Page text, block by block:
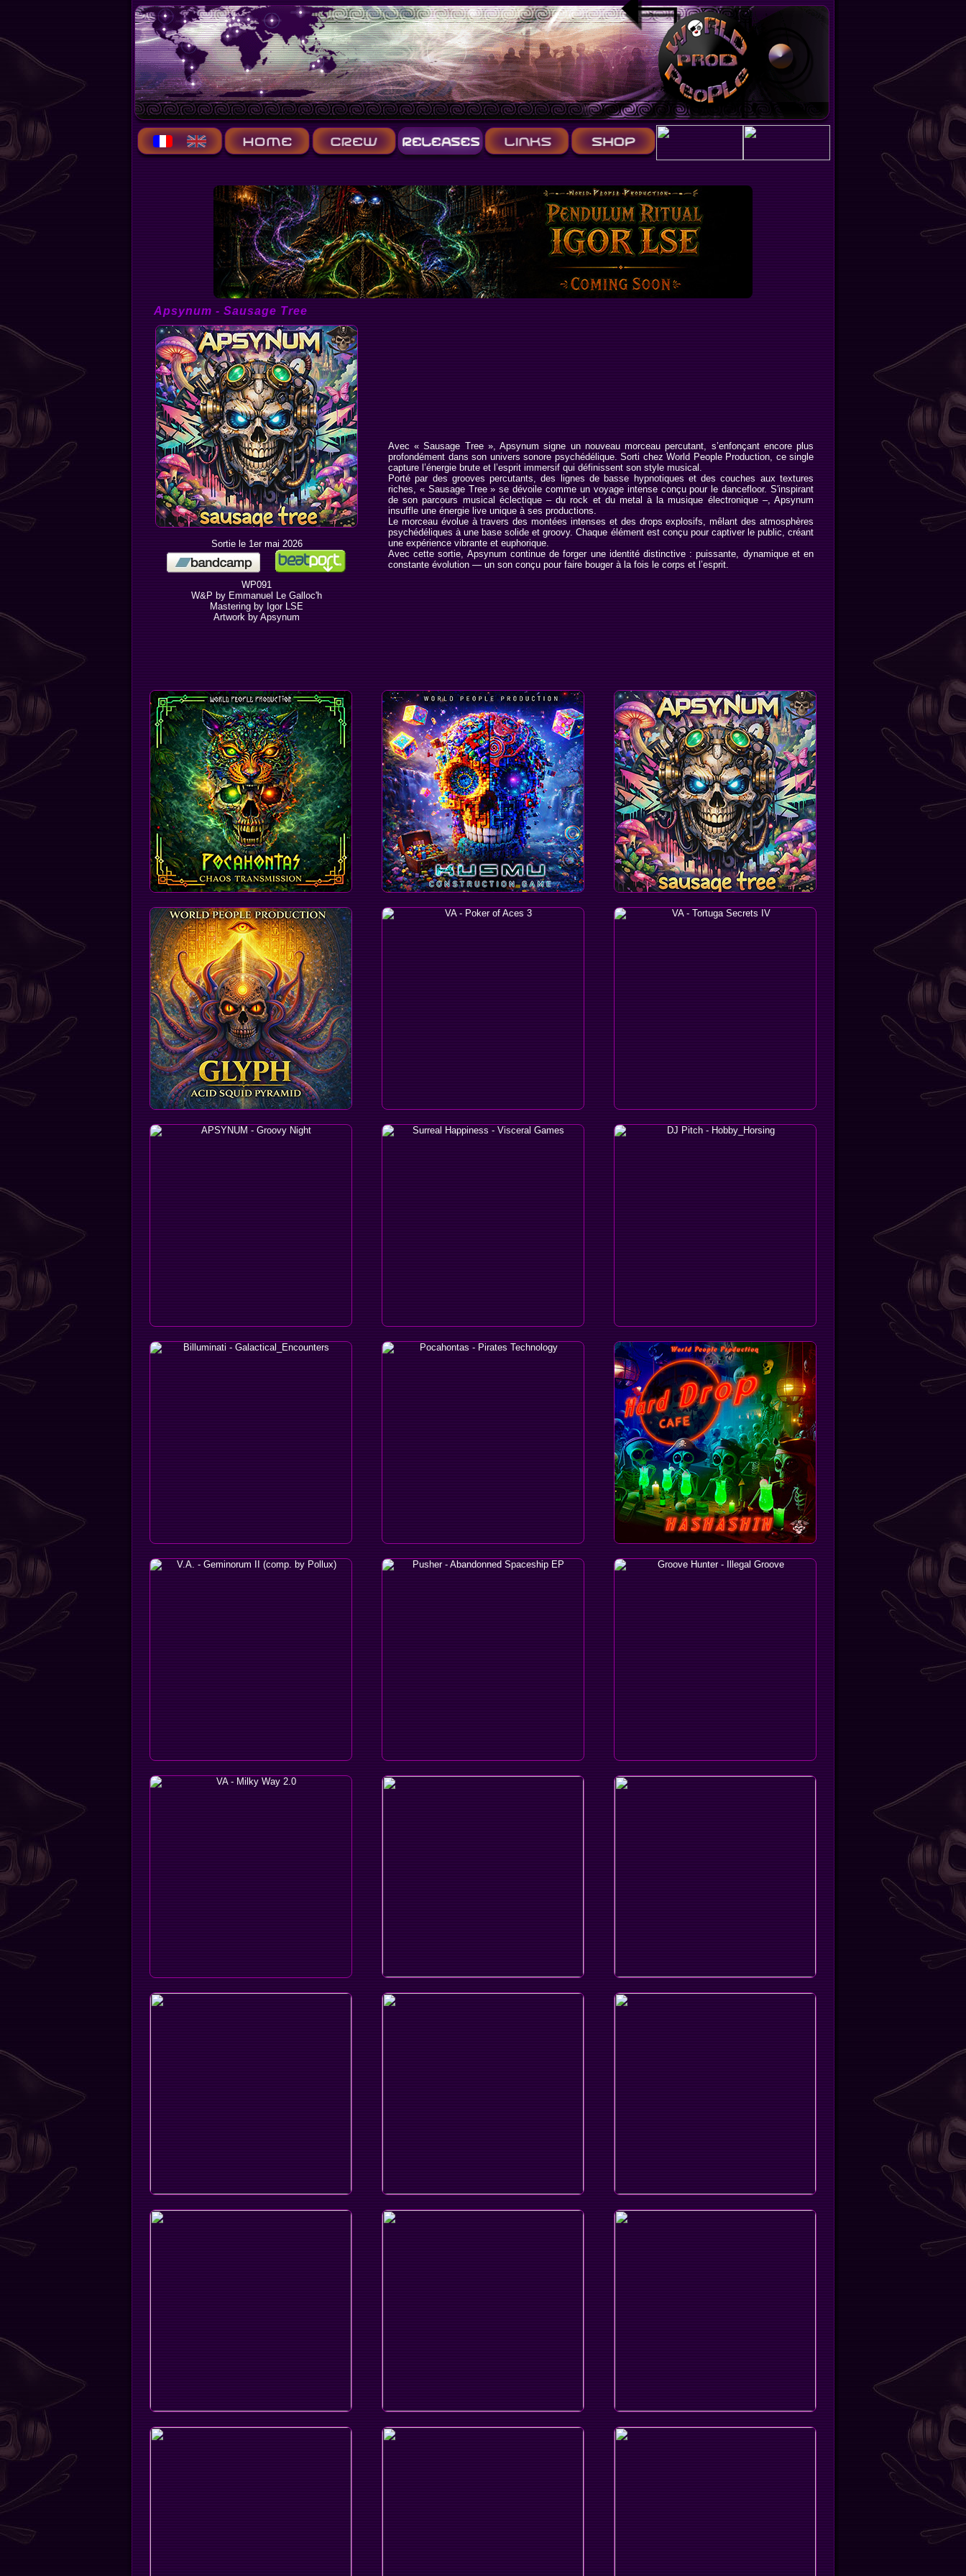
Apsynum - Sausage Tree
Sortie le 1er mai 2026
Avec « Sausage Tree », Apsynum signe un nouveau morceau percutant, s’enfonçant encore plus
profondément dans son univers sonore psychédélique. Sorti chez World People Production, ce single
capture l’énergie brute et l’esprit immersif qui définissent son style musical.
Porté par des grooves percutants, des lignes de basse hypnotiques et des couches aux textures
riches, « Sausage Tree » se dévoile comme un voyage intense conçu pour le dancefloor. S'inspirant
de son parcours musical éclectique – du rock et du metal à la musique électronique –, Apsynum
insuffle une énergie live unique à ses productions.
Le morceau évolue à travers des montées intenses et des drops explosifs, mêlant des atmosphères
psychédéliques à une base solide et groovy. Chaque élément est conçu pour captiver le public, créant
une expérience vibrante et euphorique.
Avec cette sortie, Apsynum continue de forger une identité distinctive : puissante, dynamique et en
constante évolution — un son conçu pour faire bouger à la fois le corps et l’esprit.
WP091
W&P by Emmanuel Le Galloc'h
Mastering by Igor LSE
Artwork by Apsynum